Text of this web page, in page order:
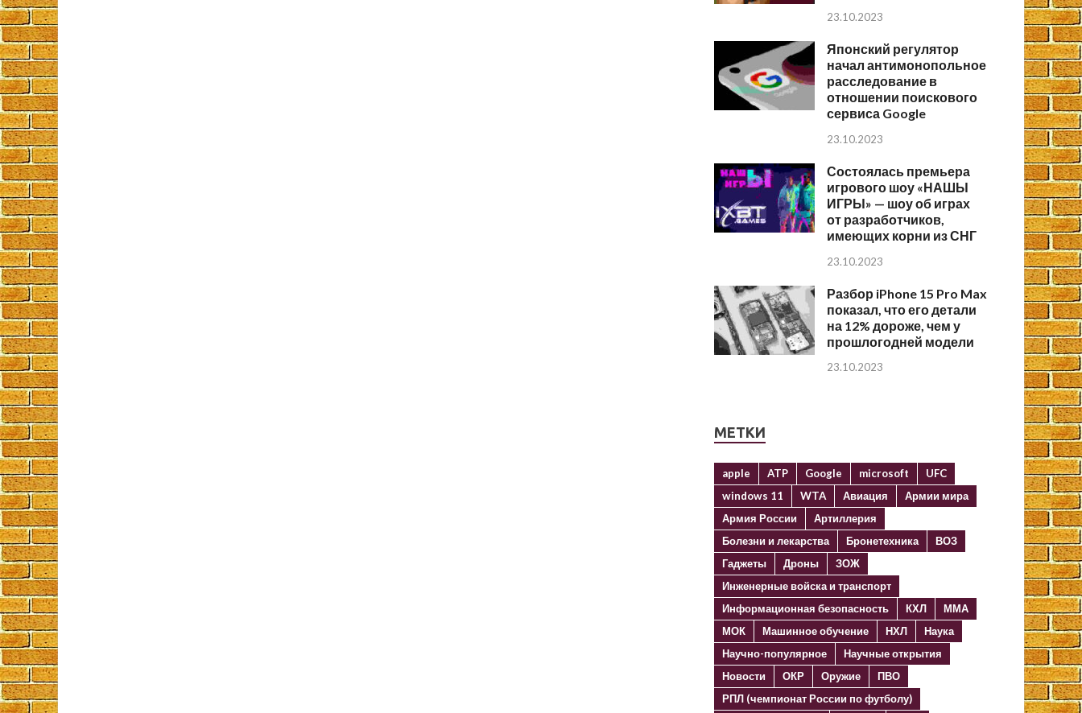
23.10.2023
Японский регулятор
начал антимонопольное
расследование в
отношении поискового
сервиса Google
23.10.2023
Состоялась премьера
игрового шоу «НАШЫ
ИГРЫ» — шоу об играх
от разработчиков,
имеющих корни из СНГ
23.10.2023
Разбор iPhone 15 Pro Max
показал, что его детали
на 12% дороже, чем у
прошлогодней модели
23.10.2023
МЕТКИ
apple ATP Google microsoft
UFC
windows 11
WTA Авиация
Армии мира
Армия России
Артиллерия
Болезни и лекарства
Бронетехника
ВОЗ
Гаджеты
Дроны
ЗОЖ
Инженерные войска и транспорт
Информационная безопасность
КХЛ
ММА
МОК
Машинное обучение НХЛ
Наука
Научно-популярное
Научные открытия
Новости
ОКР Оружие
ПВО
РПЛ (чемпионат России по футболу)